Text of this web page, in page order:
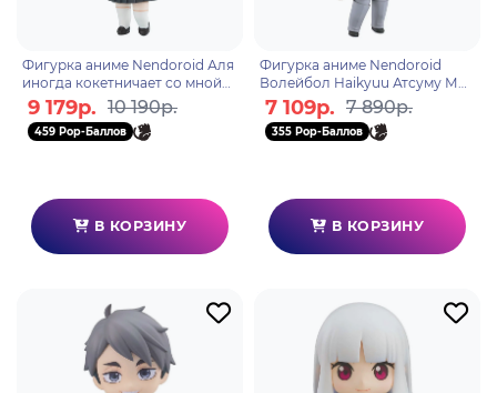
Фигурка аниме Nendoroid Аля
иногда кокетничает со мной
по-русски Аля 10см 06706
9 179р. 10 190р.
459 Pop-Баллов
В КОРЗИНУ
Фигурка аниме Nendoroid
Волейбол Haikyuu Атсуму Мия
Atsumu Miya School Uniform
Ver 10см 00708
7 109р. 7 890р.
355 Pop-Баллов
В КОРЗИНУ